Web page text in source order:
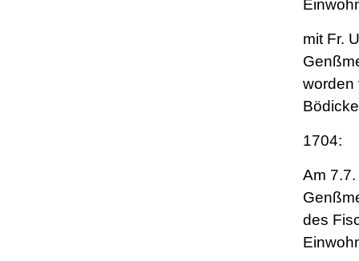
mit Fr.
worden
1704:
Am
des